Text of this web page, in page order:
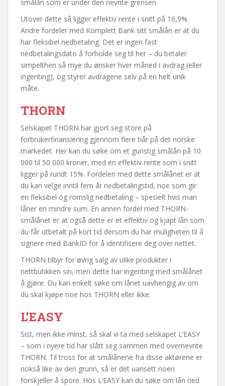
smålån som er under den nevnte grensen.
Utover dette så ligger effektiv rente i snitt på 16,9%.
Andre fordeler med Komplett Bank sitt smålån er at du
har fleksibel nedbetaling. Det er ingen fast
nedbetalingsdato å forholde seg til her – du betaler
simpelthen så mye du ønsker hver måned i avdrag (eller
ingenting), og styrer avdragene selv på en helt unik
måte.
THORN
Selskapet THORN har gjort seg store på
forbrukerfinansiering gjennom flere tiår på det norske
markedet. Her kan du søke om et gunstig smålån på 10
000 til 50 000 kroner, med en effektiv rente som i snitt
ligger på rundt 15%. Fordelen med dette smålånet er at
du kan velge inntil fem år nedbetalingstid, noe som gir
en fleksibel og romslig nedbetaling – spesielt hvis man
låner en mindre sum. En annen fordel med THORN-
smålånet er at også dette er et effektiv og kjapt lån som
du får utbetalt på kort tid dersom du har muligheten til å
signere med BankID for å identifisere deg over nettet.
THORN tilbyr for øvrig salg av ulike produkter i
nettbutikken sin, men dette har ingenting med smålånet
å gjøre. Du kan enkelt søke om lånet uavhengig av om
du skal kjøpe noe hos THORN eller ikke.
L’EASY
Sist, men ikke minst, så skal vi ta med selskapet L’EASY
– som i nyere tid har slått seg sammen med overnevnte
THORN. Til tross for at smålånene fra disse aktørene er
nokså like av den grunn, så er det uansett noen
forskjeller å spore. Hos L’EASY kan du søke om lån ned